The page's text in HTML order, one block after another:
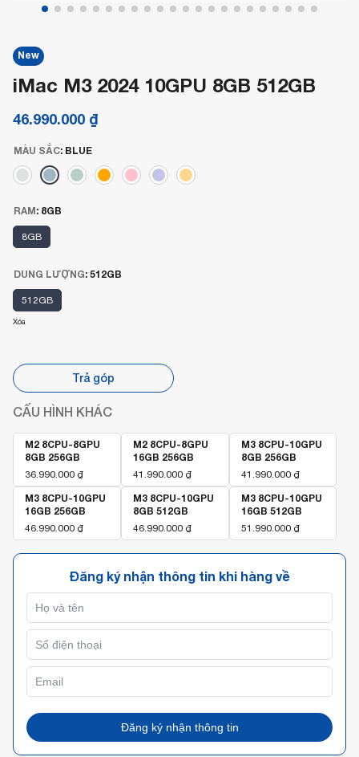
New
iMac M3 2024 10GPU 8GB 512GB
46.990.000 ₫
MÀU SẮC: BLUE
RAM: 8GB
8GB
DUNG LƯỢNG: 512GB
512GB
Xóa
Trả góp
CẤU HÌNH KHÁC
M2 8CPU-8GPU
8GB 256GB
36.990.000 ₫
M2 8CPU-8GPU
16GB 256GB
41.990.000 ₫
M3 8CPU-10GPU
8GB 256GB
41.990.000 ₫
M3 8CPU-10GPU
16GB 256GB
46.990.000 ₫
M3 8CPU-10GPU
8GB 512GB
46.990.000 ₫
M3 8CPU-10GPU
16GB 512GB
51.990.000 ₫
Đăng ký nhận thông tin khi hàng về
Đăng ký nhận thông tin